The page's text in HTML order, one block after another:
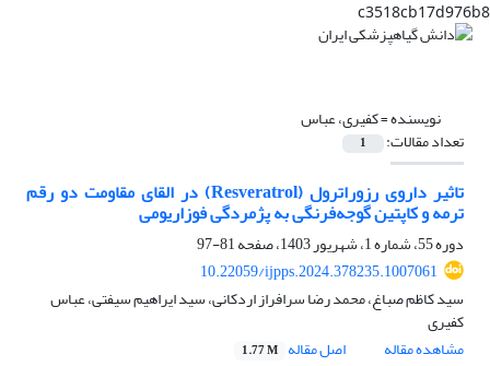
c3518cb17d976b8
نویسنده =کفیری، عباس
تعداد مقالات: 1
تاثیر داروی رزوراترول (Resveratrol) در القای مقاومت دو رقم
ترمه و کاپتین گوجه‌فرنگی به پژمردگی فوزاریومی
دوره 55، شماره 1، شهریور 1403، صفحه
81-97
10.22059/ijpps.2024.378235.1007061
سید کاظم صباغ، محمد رضا سرافراز اردکانی، سید ایراهیم سیفتی، عباس
کفیری
مشاهده مقاله
اصل مقاله 1.77 M